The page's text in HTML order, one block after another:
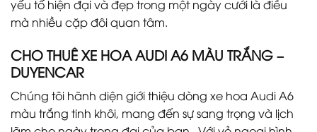
yếu tố hiện đại và đẹp trong một ngày cưới là điều
mà nhiều cặp đôi quan tâm.
CHO THUÊ XE HOA AUDI A6 MÀU TRẮNG –
DUYENCAR
Chúng tôi hãnh diện giới thiệu dòng xe hoa Audi A6
màu trắng tinh khôi, mang đến sự sang trọng và lịch